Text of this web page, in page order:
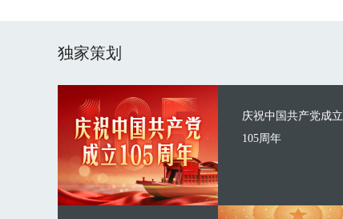
独家策划
庆祝中国共产党成立
105周年